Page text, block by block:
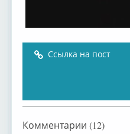
Ссылка на пост
Комментарии (12)